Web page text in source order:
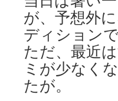
が、予想外
ディション
ただ、最近
ミが少なく
たが。